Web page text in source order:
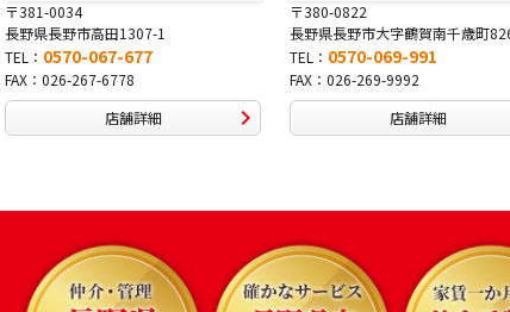
〒380-0822
長野県長野市大字鶴賀南千歳町826
TEL： 0570-069-991
FAX：026-269-9992
店舗詳細
〒381-2243
長野県長野市稲里1-5-25
TEL： 0570-067-878
FAX：026-286-7888
店舗詳細